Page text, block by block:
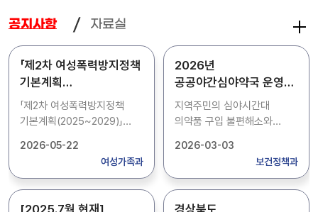
공지사항
「제2차 여성폭력방지정책
기본계획
(2025~2029)」
2026년도 시행계획
「제2차 여성폭력방지정책
기본계획(2025~2029)」
2026-05-22
여성가족과
2026년
공공야간심야약국 운영
안내(3월)
지역주민의 심야시간대
의약품 구입 불편해소와
위하여 공공야간심야약국을
붙임과 같이 운영합니다. ○
2026-03-03
보건정책과
[2025.7월 현재]
경상북도
자료실